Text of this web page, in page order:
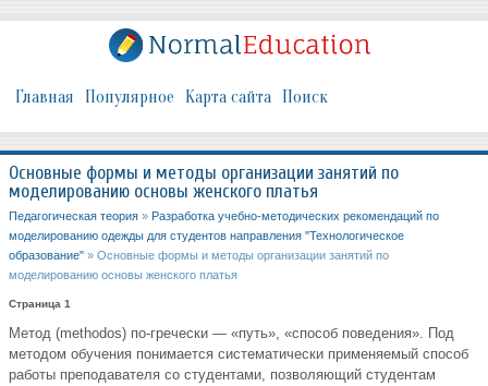
Главная Популярное Карта сайта Поиск
Основные формы и методы организации занятий по
моделированию основы женского платья
Педагогическая теория » Разработка учебно-методических рекомендаций по
моделированию одежды для студентов направления "Технологическое
образование" » Основные формы и методы организации занятий по
моделированию основы женского платья
Страница 1
Метод (methodos) по-гречески — «путь», «способ поведения». Под
методом обучения понимается систематически применяемый способ
работы преподавателя со студентами, позволяющий студентам